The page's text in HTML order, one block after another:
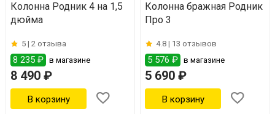
Колонна Родник 4 на 1,5
дюйма
5 | 2 отзыва
8 235 ₽ в магазине
8 490 ₽
Колонна бражная Родник
Про 3
4.8 | 13 отзывов
5 576 ₽ в магазине
5 690 ₽